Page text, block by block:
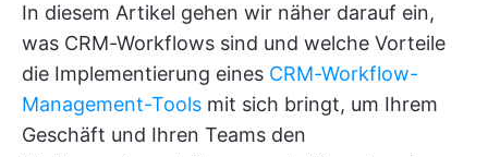
In diesem Artikel gehen wir näher darauf ein,
was CRM-Workflows sind und welche Vorteile
die Implementierung eines CRM-Workflow-
Management-Tools mit sich bringt, um Ihrem
Geschäft und Ihren Teams den